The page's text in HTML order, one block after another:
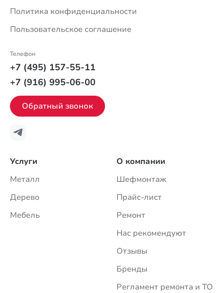
Услуги
Металл
Дерево
Мебель
О компании
Шефмонтаж
Прайс-лист
Ремонт
Нас рекомендуют
Отзывы
Бренды
Регламент ремонта и ТО
Политика конфиденциальности
Пользовательское соглашение
Телефон
+7 (495) 157-55-11
+7 (916) 995-06-00
Обратный звонок